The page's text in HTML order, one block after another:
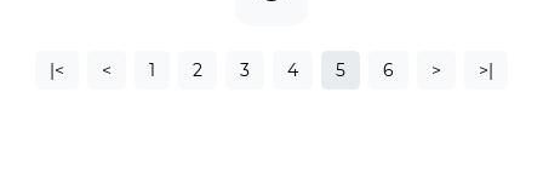
|< < 1 2 3 4 5 6 > >|